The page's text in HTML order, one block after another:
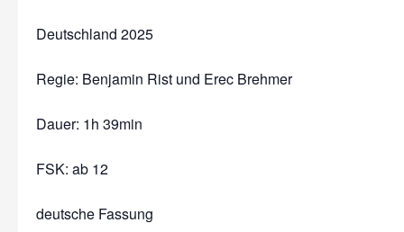
Deutschland 2025
Regie: Benjamin Rist und Erec Brehmer
Dauer: 1h 39min
FSK: ab 12
deutsche Fassung